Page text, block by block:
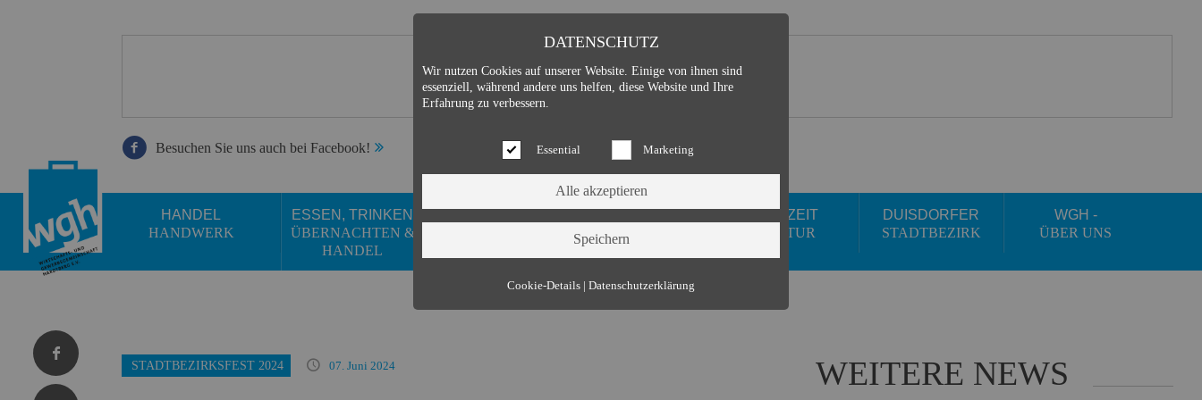
Besuchen Sie uns auch bei Facebook!
HANDEL
HANDWERK
ESSEN, TRINKEN
ÜBERNACHTEN &
HANDEL
FREIZEIT
KULTUR
DUISDORFER
STADTBEZIRK
WGH -
ÜBER UNS
STADTBEZIRKSFEST 2024 07. Juni 2024 WEITERE NEWS
DATENSCHUTZ
Wir nutzen Cookies auf unserer Website. Einige von ihnen sind
essenziell, während andere uns helfen, diese Website und Ihre
Erfahrung zu verbessern.
Essential Marketing
Essential (3)
Name:
Cookie Hinweis
Cookie-Details | Datenschutzerklärung